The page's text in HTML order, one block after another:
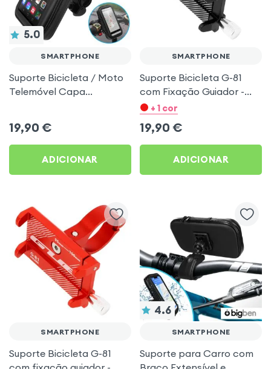
5.0
SMARTPHONE
Suporte Bicicleta / Moto
Telemóvel Capa
19,90 €
ADICIONAR
SMARTPHONE
Suporte Bicicleta G-81
com Fixação Guiador -
Preto p. Smartphones
+ 1 cor
19,90 €
ADICIONAR
SMARTPHONE
Suporte Bicicleta G-81
4.6
SMARTPHONE
Suporte para Carro com